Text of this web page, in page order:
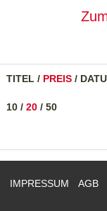
TITEL / PREIS /
10 / 20 / 50
IMPRESSUM AGB